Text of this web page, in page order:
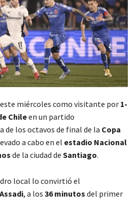
miércoles como visitante por 1-
Chileen un partido
de los octavos de final de la Copa
a cabo en el estadio Nacional
de la ciudad de Santiago.
local lo convirtió el
, a los 36 minutos del primer